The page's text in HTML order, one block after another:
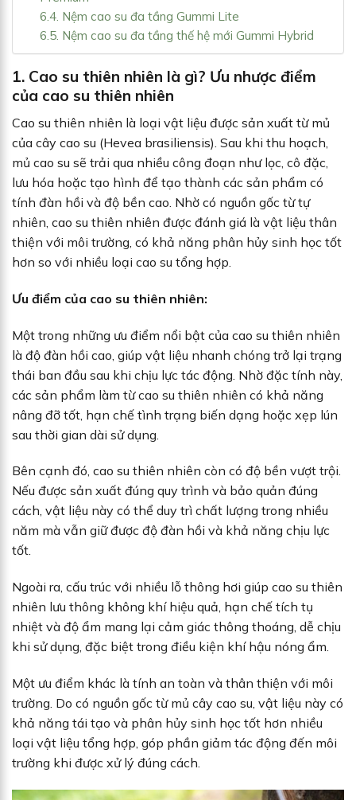
6.4. Nệm cao su đa tầng Gummi Lite
6.5. Nệm cao su đa tầng thế hệ mới Gummi Hybrid
1. Cao su thiên nhiên là gì? Ưu nhược điểm
của cao su thiên nhiên
Cao su thiên nhiên là loại vật liệu được sản xuất từ mủ
của cây cao su (Hevea brasiliensis). Sau khi thu hoạch,
mủ cao su sẽ trải qua nhiều công đoạn như lọc, cô đặc,
lưu hóa hoặc tạo hình để tạo thành các sản phẩm có
tính đàn hồi và độ bền cao. Nhờ có nguồn gốc từ tự
nhiên, cao su thiên nhiên được đánh giá là vật liệu thân
thiện với môi trường, có khả năng phân hủy sinh học tốt
hơn so với nhiều loại cao su tổng hợp.
Ưu điểm của cao su thiên nhiên:
Một trong những ưu điểm nổi bật của cao su thiên nhiên
là độ đàn hồi cao, giúp vật liệu nhanh chóng trở lại trạng
thái ban đầu sau khi chịu lực tác động. Nhờ đặc tính này,
các sản phẩm làm từ cao su thiên nhiên có khả năng
nâng đỡ tốt, hạn chế tình trạng biến dạng hoặc xẹp lún
sau thời gian dài sử dụng.
Bên cạnh đó, cao su thiên nhiên còn có độ bền vượt trội.
Nếu được sản xuất đúng quy trình và bảo quản đúng
cách, vật liệu này có thể duy trì chất lượng trong nhiều
năm mà vẫn giữ được độ đàn hồi và khả năng chịu lực
tốt.
Ngoài ra, cấu trúc với nhiều lỗ thông hơi giúp cao su thiên
nhiên lưu thông không khí hiệu quả, hạn chế tích tụ
nhiệt và độ ẩm mang lại cảm giác thông thoáng, dễ chịu
khi sử dụng, đặc biệt trong điều kiện khí hậu nóng ẩm.
Một ưu điểm khác là tính an toàn và thân thiện với môi
trường. Do có nguồn gốc từ mủ cây cao su, vật liệu này có
khả năng tái tạo và phân hủy sinh học tốt hơn nhiều
loại vật liệu tổng hợp, góp phần giảm tác động đến môi
trường khi được xử lý đúng cách.